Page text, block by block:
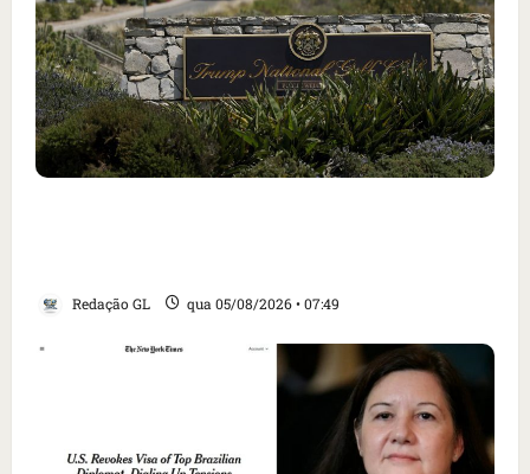
Redação GL qua 05/08/2026 • 07:49